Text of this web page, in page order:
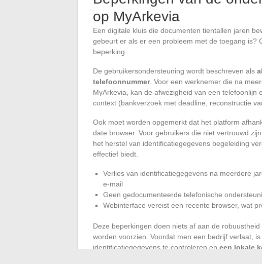
op MyArkevia
Een digitale kluis die documenten tientallen jaren
gebeurt er als er een probleem met de toegang is?
beperking.
De gebruikersondersteuning wordt beschreven als
telefoonnummer. Voor een werknemer die na
MyArkevia, kan de afwezigheid van een
context (bankverzoek met deadline, reconstructie
Ook moet worden opgemerkt dat het platform
date browser. Voor gebruikers die niet vertrouwd
het herstel van identificatiegegevens begeleiding
effectief biedt.
Verlies van identificatiegegevens na meerdere
e-mail
Geen gedocumenteerde telefonische
Webinterface vereist een recente browser, wat
Deze beperkingen doen niets af aan de
worden voorzien. Voordat men een bedrijf verlaat,
identificatiegegevens te controleren en een lokale